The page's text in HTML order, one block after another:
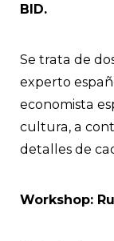
BID.
Se trata de
experto
economista
cultura, a
detalles de
Workshop: